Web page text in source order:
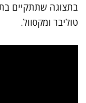
בתצוגה שתתקיים
טוליבר ומקסוול.